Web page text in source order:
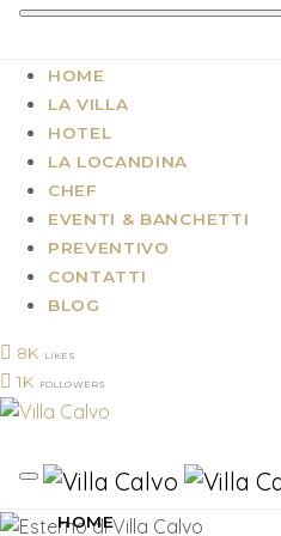
HOME
LA VILLA
HOTEL
LA LOCANDINA
CHEF
EVENTI & BANCHETTI
PREVENTIVO
CONTATTI
BLOG
8K LIKES
1K FOLLOWERS
HOME